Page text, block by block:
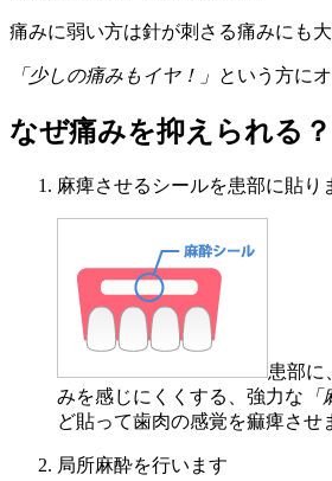
痛みに弱い方は針が刺さる痛みにも
「少しの痛みもイヤ！」 という方に
なぜ痛みを抑えられる？
麻痺させるシールを患部に貼り
患部に
みを感じにくくする、強力な
ど貼って歯肉の感覚を痲痺させ
局所麻酔を行います